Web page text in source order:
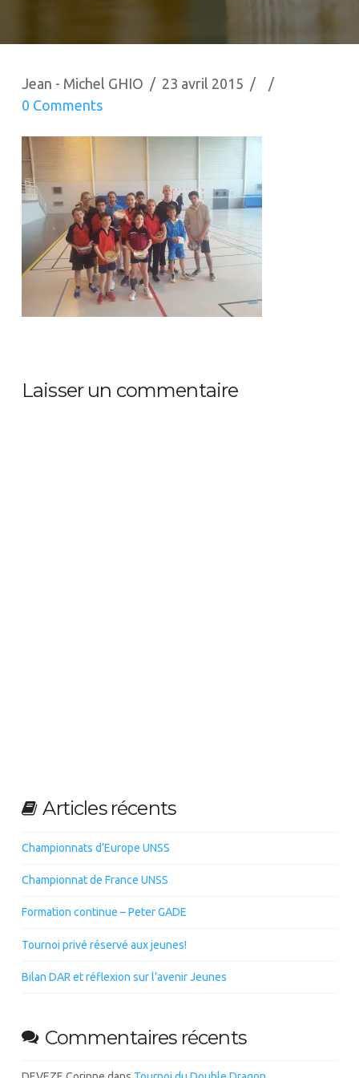
Jean - Michel GHIO
23 avril 2015
0 Comments
Laisser un commentaire
Articles récents
Championnats d’Europe UNSS
Championnat de France UNSS
Formation continue – Peter GADE
Tournoi privé réservé aux jeunes!
Bilan DAR et réflexion sur l’avenir Jeunes
Commentaires récents